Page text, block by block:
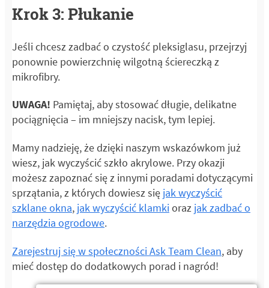
Krok 3: Płukanie
Jeśli chcesz zadbać o czystość pleksiglasu, przejrzyj
ponownie powierzchnię wilgotną ściereczką z
mikrofibry.
UWAGA! Pamiętaj, aby stosować długie, delikatne
pociągnięcia – im mniejszy nacisk, tym lepiej.
Mamy nadzieję, że dzięki naszym wskazówkom już
wiesz, jak wyczyścić szkło akrylowe. Przy okazji
możesz zapoznać się z innymi poradami dotyczącymi
sprzątania, z których dowiesz się jak wyczyścić
szklane okna, jak wyczyścić klamkioraz jak zadbać o
narzędzia ogrodowe.
Zarejestruj się w społeczności Ask Team Clean, aby
mieć dostęp do dodatkowych porad i nagród!